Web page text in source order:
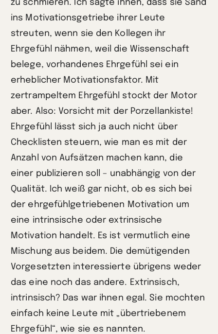
zu schmieren. Ich sagte ihnen, dass sie Sand
ins Motivationsgetriebe ihrer Leute
streuten, wenn sie den Kollegen ihr
Ehrgefühl nähmen, weil die Wissenschaft
belege, vorhandenes Ehrgefühl sei ein
erheblicher Motivationsfaktor. Mit
zertrampeltem Ehrgefühl stockt der Motor
aber. Also: Vorsicht mit der Porzellankiste!
Ehrgefühl lässt sich ja auch nicht über
Checklisten steuern, wie man es mit der
Anzahl von Aufsätzen machen kann, die
einer publizieren soll – unabhängig von der
Qualität. Ich weiß gar nicht, ob es sich bei
der ehrgefühlgetriebenen Motivation um
eine intrinsische oder extrinsische
Motivation handelt. Es ist vermutlich eine
Mischung aus beidem. Die demütigenden
Vorgesetzten interessierte übrigens weder
das eine noch das andere. Extrinsisch,
intrinsisch? Das war ihnen egal. Sie mochten
einfach keine Leute mit „übertriebenem
Ehrgefühl“, wie sie es nannten.